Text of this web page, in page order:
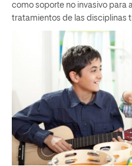
como soporte no invasivo para
tratamientos de las disciplinas